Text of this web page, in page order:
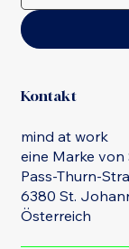
Kontakt
mind at work
eine Marke
Pass-Thurn-
6380 St.
Österreich